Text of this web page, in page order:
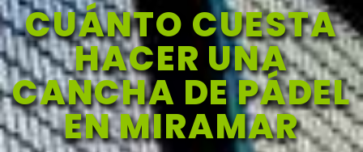
CUÁNTO CUESTA
HACER UNA
CANCHA DE PÁDEL
EN MIRAMAR